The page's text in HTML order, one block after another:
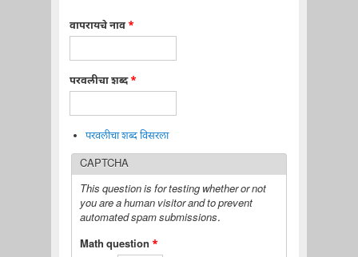
वापरायचे नाव *
परवलीचा शब्द*
परवलीचा शब्द विसरला
CAPTCHA
This question is for testing whether or not
you are a human visitor and to prevent
automated spam submissions.
Math question *